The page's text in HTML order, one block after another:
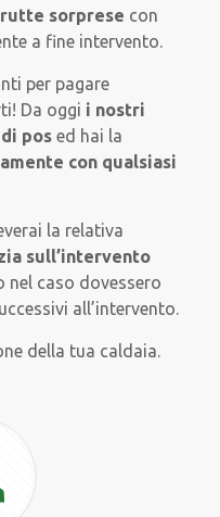
sorprese con
a fine intervento.
per pagare
Da oggi i nostri
pos ed hai la
con qualsiasi
la relativa
sull’intervento
nel caso dovessero
all’intervento.
della tua caldaia.